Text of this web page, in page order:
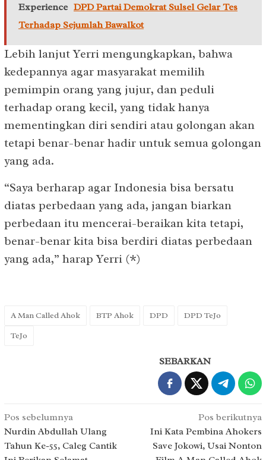
Experience DPD Partai Demokrat Sulsel Gelar Tes
Terhadap Sejumlah Bawalkot
Lebih lanjut Yerri mengungkapkan, bahwa
kedepannya agar masyarakat memilih
pemimpin orang yang jujur, dan peduli
terhadap orang kecil, yang tidak hanya
mementingkan diri sendiri atau golongan akan
tetapi benar-benar hadir untuk semua golongan
yang ada.
“Saya berharap agar Indonesia bisa bersatu
diatas perbedaan yang ada, jangan biarkan
perbedaan itu mencerai-beraikan kita tetapi,
benar-benar kita bisa berdiri diatas perbedaan
yang ada,” harap Yerri (*)
A Man Called Ahok BTP Ahok DPD
DPD TeJo
TeJo
SEBARKAN
Navigasi
pos
Pos sebelumnya
Nurdin Abdullah Ulang
Tahun Ke-55, Caleg Cantik
Pos berikutnya
Ini Kata Pembina Ahokers
Save Jokowi, Usai Nonton